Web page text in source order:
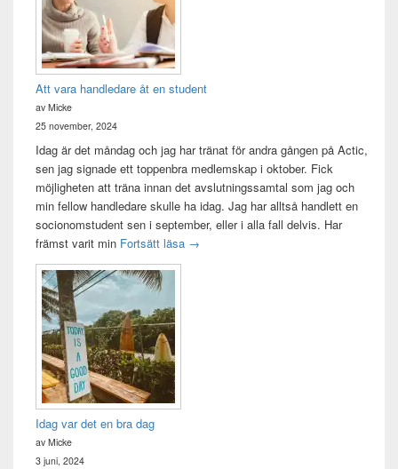
Att vara handledare åt en student
av Micke
25 november, 2024
Idag är det måndag och jag har tränat för andra gången på Actic,
sen jag signade ett toppenbra medlemskap i oktober. Fick
möjligheten att träna innan det avslutningssamtal som jag och
min fellow handledare skulle ha idag. Jag har alltså handlett en
socionomstudent sen i september, eller i alla fall delvis. Har
främst varit min Fortsätt läsa Att vara handledare åt en student
→
Idag var det en bra dag
av Micke
3 juni, 2024